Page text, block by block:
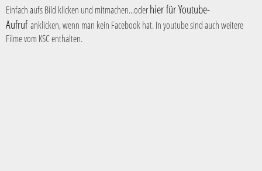
Einfach aufs Bild klicken und mitmachen...oderhier für Youtube-
Aufruf anklicken, wenn man kein Facebook hat. In youtube sind auch weitere
Filme vom KSC enthalten.